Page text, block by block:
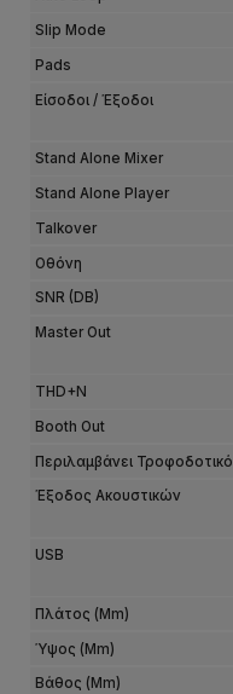
Slip Mode
Pads
Είσοδοι / Έξοδοι
Stand Αlone Mixer
Stand Alone Player
Talkover
Οθόνη
SNR (dB)
Master Out
THD+N
Booth Out
Περιλαμβάνει Τροφοδοτικό
Έξοδος Ακουστικών
USB
Πλάτος (mm)
Ύψος (mm)
Βάθος (mm)